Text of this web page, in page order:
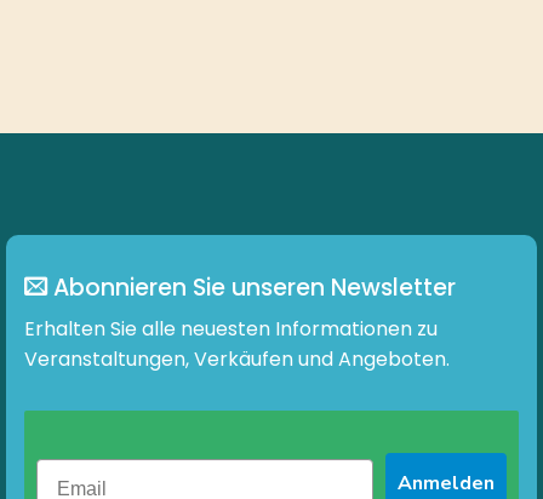
Abonnieren Sie unseren Newsletter
Erhalten Sie alle neuesten Informationen zu
Veranstaltungen, Verkäufen und Angeboten.
Anmelden